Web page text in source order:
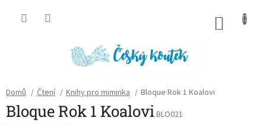
Domů / Čtení / Knihy pro miminka / Bloque Rok 1 Koalovi
Bloque Rok 1 KoaloviBLO021